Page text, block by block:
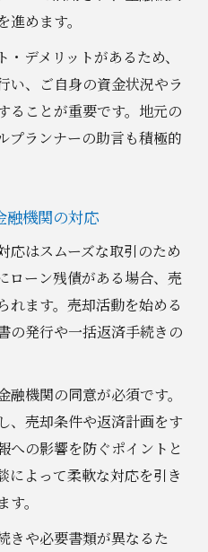
めます。
デメリットがあるため、
い、ご自身の資金状況やラ
ることが重要です。地元の
プランナーの助言も積極的
融機関の対応
応はスムーズな取引のため
ローン残債がある場合、売
れます。売却活動を始める
の発行や一括返済手続きの
機関の同意が必須です。
、売却条件や返済計画をす
への影響を防ぐポイントと
によって柔軟な対応を引き
。
きや必要書類が異なるた